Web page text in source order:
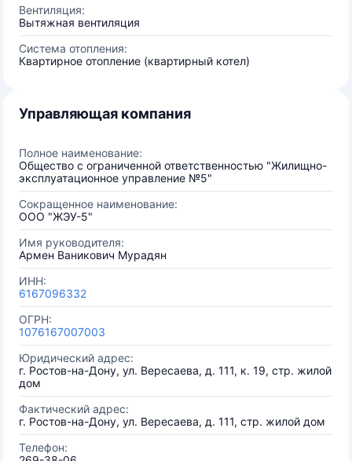
Вентиляция:
Вытяжная вентиляция
Система отопления:
Квартирное отопление (квартирный котел)
Управляющая компания
Полное наименование:
Общество с ограниченной ответственностью "Жилищно-
эксплуатационное управление №5"
Сокращенное наименование:
ООО "ЖЭУ-5"
Имя руководителя:
Армен Ваникович Мурадян
ИНН:
6167096332
ОГРН:
1076167007003
Юридический адрес:
г. Ростов-на-Дону, ул. Вересаева, д. 111, к. 19, стр. жилой
дом
Фактический адрес:
г. Ростов-на-Дону, ул. Вересаева, д. 111, стр. жилой дом
Телефон: